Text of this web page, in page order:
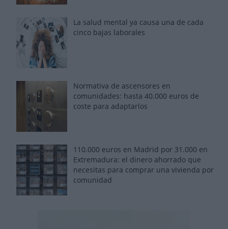
La salud mental ya causa una de cada
cinco bajas laborales
Normativa de ascensores en
comunidades: hasta 40.000 euros de
coste para adaptarlos
110.000 euros en Madrid por 31.000 en
Extremadura: el dinero ahorrado que
necesitas para comprar una vivienda por
comunidad